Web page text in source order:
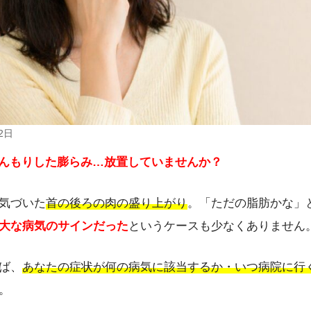
日
もりした膨らみ…放置していませんか？
づいた首の後ろの肉の盛り上がり。「ただの脂肪かな」
な病気のサインだった というケースも少なくありません
、 あなたの症状が何の病気に該当するか・いつ病院に行